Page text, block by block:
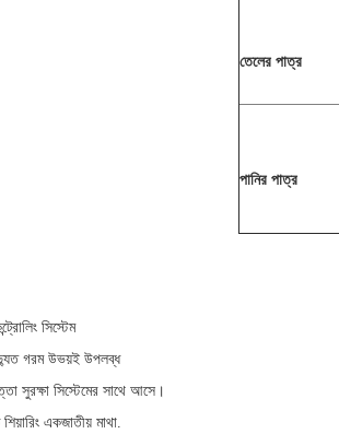
তেলের পাত্র
পানির পাত্র
সিস্টেম
গরম উভয়ই উপলব্ধ
সুরক্ষা সিস্টেমের সাথে আসে।
একজাতীয় মাথা.